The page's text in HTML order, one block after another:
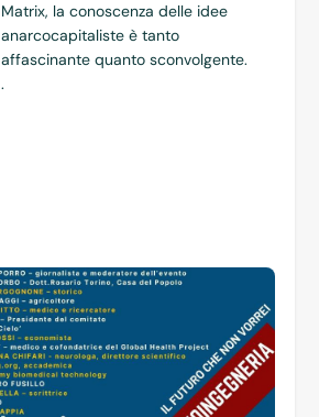
Matrix, la conoscenza delle idee
anarcocapitaliste è tanto
affascinante quanto sconvolgente.
.